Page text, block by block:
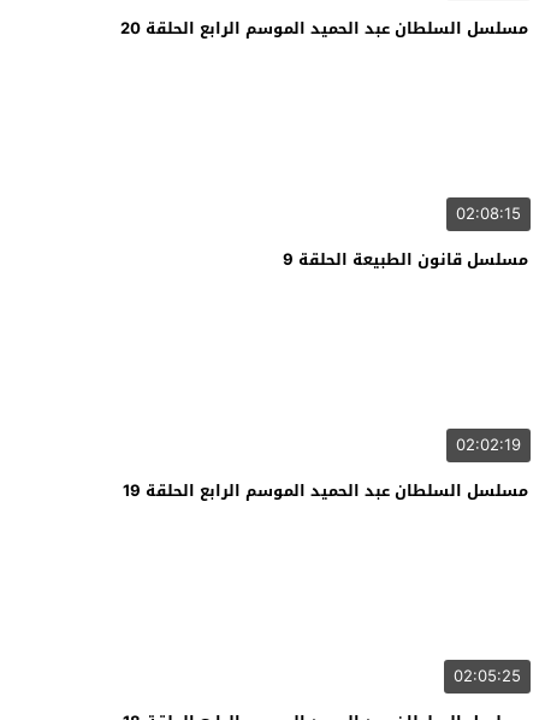
مسلسل السلطان عبد الحميد الموسم الرابع الحلقة 20
02:08:15
مسلسل قانون الطبيعة الحلقة 9
02:02:19
مسلسل السلطان عبد الحميد الموسم الرابع الحلقة 19
02:05:25